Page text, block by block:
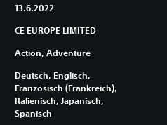
13.6.2022
CE EUROPE LIMITED
Action, Adventure
Deutsch, Englisch,
Französisch (Frankreich),
Italienisch, Japanisch,
Spanisch